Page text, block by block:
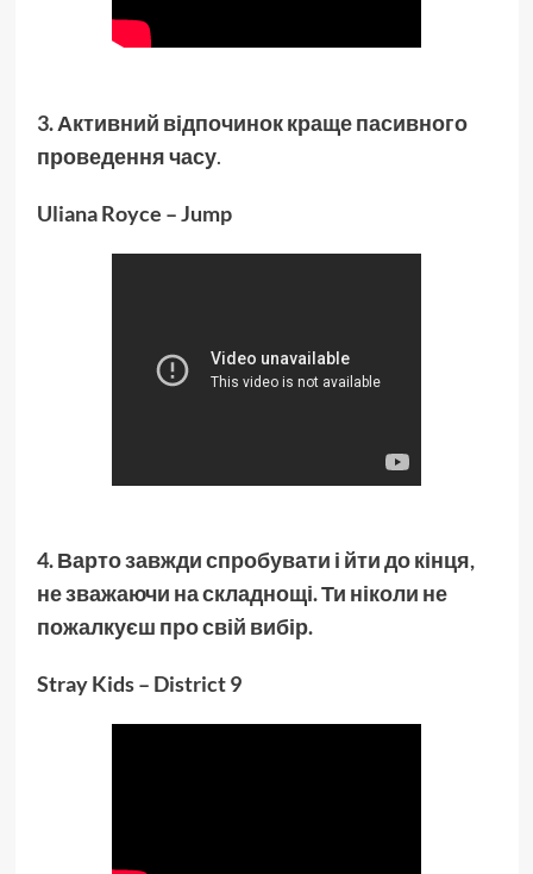
3. Активний відпочинок краще пасивного
проведення часу.
Uliana Royce – Jump
4. Варто завжди спробувати і йти до кінця,
не зважаючи на складнощі. Ти ніколи не
пожалкуєш про свій вибір.
Stray Kids – District 9